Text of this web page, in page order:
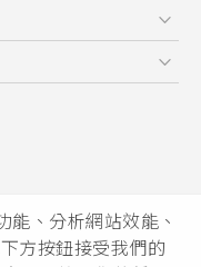
、分析網站效能、
方按鈕接受我們的